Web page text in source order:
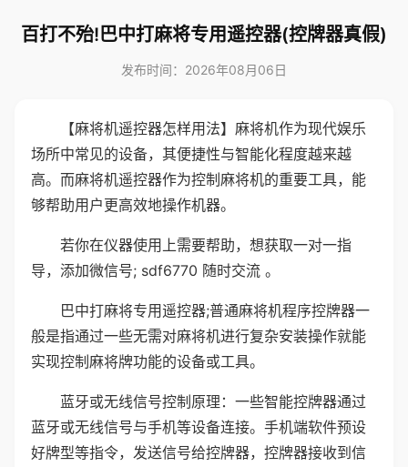
百打不殆!巴中打麻将专用遥控器(控牌器真假)
发布时间：2026年08月06日
【麻将机遥控器怎样用法】麻将机作为现代娱乐
场所中常见的设备，其便捷性与智能化程度越来越
高。而麻将机遥控器作为控制麻将机的重要工具，能
够帮助用户更高效地操作机器。
若你在仪器使用上需要帮助，想获取一对一指
导，添加微信号; sdf6770 随时交流 。
巴中打麻将专用遥控器;普通麻将机程序控牌器一
般是指通过一些无需对麻将机进行复杂安装操作就能
实现控制麻将牌功能的设备或工具。
蓝牙或无线信号控制原理：一些智能控牌器通过
蓝牙或无线信号与手机等设备连接。手机端软件预设
好牌型等指令，发送信号给控牌器，控牌器接收到信